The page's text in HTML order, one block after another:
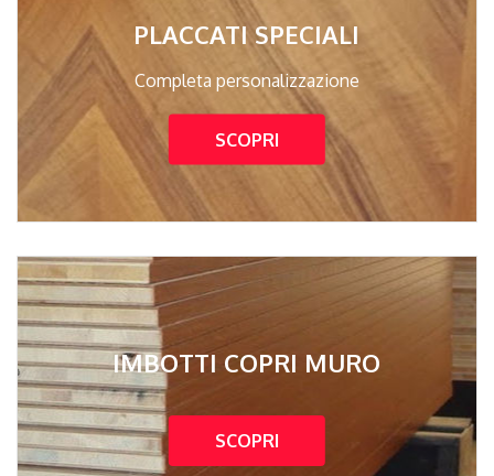
PLACCATI SPECIALI
Completa personalizzazione
SCOPRI
IMBOTTI COPRI MURO
SCOPRI